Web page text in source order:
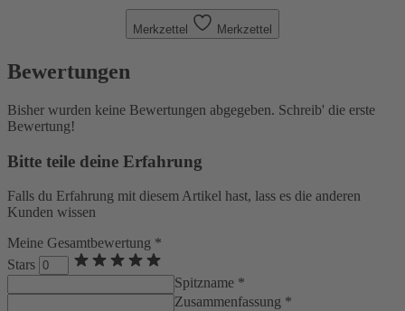
Merkzettel Merkzettel
Bewertungen
Bisher wurden keine Bewertungen abgegeben. Schreib' die erste
Bewertung!
Bitte teile deine Erfahrung
Falls du Erfahrung mit diesem Artikel hast, lass es die anderen
Kunden wissen
Meine Gesamtbewertung *
Stars
Spitzname *
Zusammenfassung *